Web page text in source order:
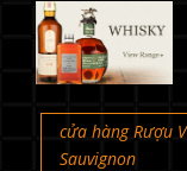
cửa hàng Rượu
Sauvignon